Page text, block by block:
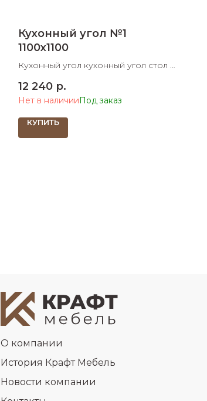
Кухонный угол №1
1100х1100
Кухонный угол кухонный угол стол 2
ШхД
12 240 р.
Нет в наличии
КУПИТЬ
О компании
История Крафт Мебель
Новости компании